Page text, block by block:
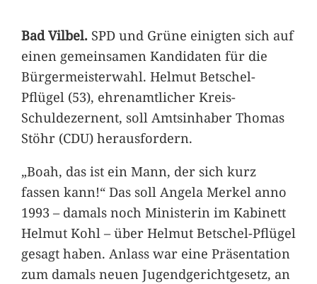
Bad Vilbel.SPD und Grüne einigten sich auf
einen gemeinsamen Kandidaten für die
Bürgermeisterwahl. Helmut Betschel-
Pflügel (53), ehrenamtlicher Kreis-
Schuldezernent, soll Amtsinhaber Thomas
Stöhr (CDU) herausfordern.
„Boah, das ist ein Mann, der sich kurz
fassen kann!“ Das soll Angela Merkel anno
1993 – damals noch Ministerin im Kabinett
Helmut Kohl – über Helmut Betschel-Pflügel
gesagt haben. Anlass war eine Präsentation
zum damals neuen Jugendgerichtgesetz, an